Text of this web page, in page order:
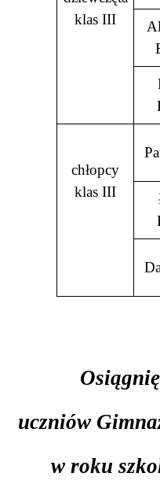
klas III
chłopcy
klas III
uczniów
w roku